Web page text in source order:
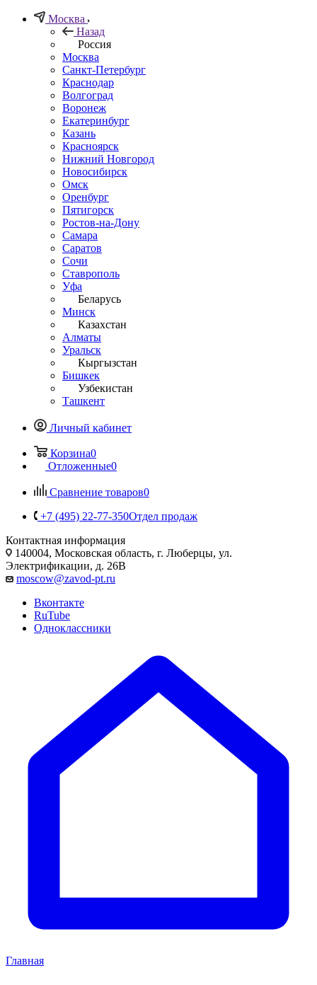
Москва
Назад
Россия
Москва
Санкт-Петербург
Краснодар
Волгоград
Воронеж
Екатеринбург
Казань
Красноярск
Нижний Новгород
Новосибирск
Омск
Оренбург
Пятигорск
Ростов-на-Дону
Самара
Саратов
Сочи
Ставрополь
Уфа
Беларусь
Минск
Казахстан
Алматы
Уральск
Кыргызстан
Бишкек
Узбекистан
Ташкент
Личный кабинет
Корзина0
Отложенные0
Сравнение товаров0
+7 (495) 22-77-350Отдел продаж
Контактная информация
140004, Московская область, г. Люберцы, ул.
Электрификации, д. 26В
moscow@zavod-pt.ru
Вконтакте
RuTube
Одноклассники
Главная